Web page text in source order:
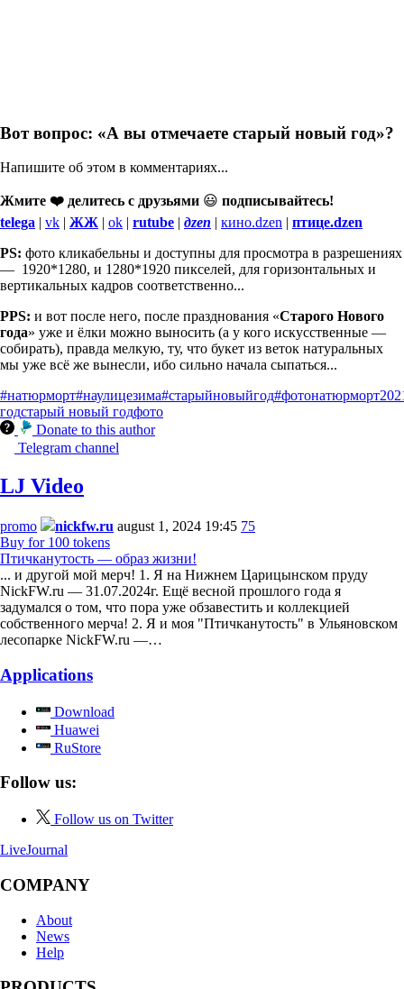
Вот вопрос: «А вы отмечаете старый новый год»?
Напишите об этом в комментариях...
Жмите ❤️ делитесь с друзьями 😃 подписывайтесь!
telega
vk ЖЖ ok rutube дzen кино.dzen
птице.dzen
PS: фото кликабельны и доступны для просмотра в разрешениях
— 1920*1280, и 1280*1920 пикселей, для горизонтальных и
вертикальных кадров соответственно...
PPS: и вот после него, после празднования «Старого Нового
года» уже и ёлки можно выносить (а у кого искусственные —
собирать), правда мелкую, ту, что букет из веток натуральных
мы уже всё же вынесли, ибо сильно начала сыпаться...
#натюрморт#наулицезима#старыйновыйгод#фотонатюрморт
годстарый новый годфото
Donate to this author
Telegram channel
LJ Video
promo nickfw.ru august 1, 2024 19:45 75
Buy for 100 tokens
Птичканутость — образ жизни!
... и другой мой мерч! 1. Я на Нижнем Царицынском пруду
NickFW.ru — 31.07.2024г. Ещё весной прошлого года я
задумался о том, что пора уже обзавестить и коллекцией
собственного мерча! 2. Я и моя "Птичканутость" в Ульяновском
лесопарке NickFW.ru —…
Applications
Download
Huawei
RuStore
Follow us:
Follow us on Twitter
LiveJournal
COMPANY
About
News
Help